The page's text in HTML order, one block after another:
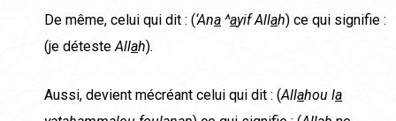
De même, celui qui dit : (‘Ana ^ayif Allah) ce qui signifie :
(je détesteAllah).
Aussi, devient mécréant celui qui dit : (Allahou la